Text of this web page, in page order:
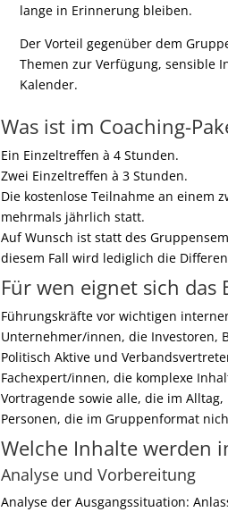
lange in Erinnerung bleiben.
Der Vorteil gegenüber dem
Themen zur Verfügung, sensible
Kalender.
Was ist im Coaching-
Ein Einzeltreffen à 4 Stunden.
Zwei Einzeltreffen à 3 Stunden.
Die kostenlose Teilnahme an einem
mehrmals jährlich statt.
Auf Wunsch ist statt des
diesem Fall wird lediglich die
Für wen eignet sich das
Führungskräfte vor wichtigen
Unternehmer/innen, die Investoren,
Politisch Aktive und
Fachexpert/innen, die komplexe
Vortragende sowie alle, die im
Personen, die im Gruppenformat
Welche Inhalte werden
Analyse und Vorbereitung
Analyse der Ausgangssituation: